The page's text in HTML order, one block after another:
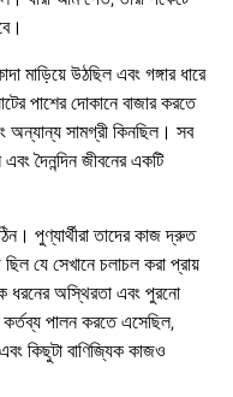
মাড়িয়ে উঠছিল এবং গঙ্গার ধারে
পাশের দোকানে বাজার করতে
অন্যান্য সামগ্রী কিনছিল। সব
দৈনন্দিন জীবনের একটি
পুণ্যার্থীরা তাদের কাজ দ্রুত
যে সেখানে চলাচল করা প্রায়
অস্থিরতা এবং পুরনো
কর্তব্য পালন করতে এসেছিল,
কিছুটা বাণিজ্যিক কাজও